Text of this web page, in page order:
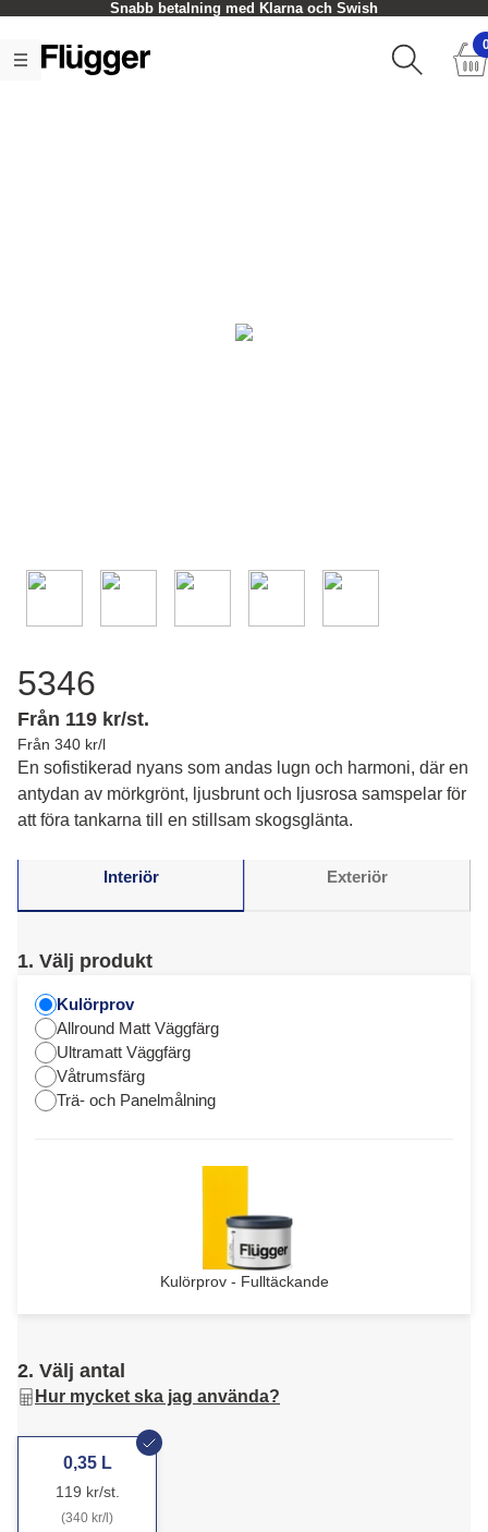
Snabb betalning med Klarna och Swish
5346
Från 119 kr/st.
Från 340 kr/l
En sofistikerad nyans som andas lugn och harmoni, där en
antydan av mörkgrönt, ljusbrunt och ljusrosa samspelar för
att föra tankarna till en stillsam skogsglänta.
Interiör Exteriör
1. Välj produkt
Kulörprov
Allround Matt Väggfärg
Ultramatt Väggfärg
Våtrumsfärg
Trä- och Panelmålning
Kulörprov - Fulltäckande
2. Välj antal
Hur mycket ska jag använda?
0,35 L
119 kr/st.
(340 kr/l)